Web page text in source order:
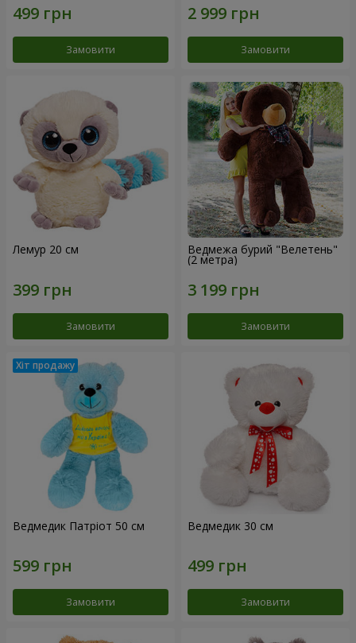
Замовити Замовити
Лемур 20 см
Замовити
Ведмежа бурий "Велетень"
(2 метра)
Замовити
Ведмедик Патріот 50 см
Замовити
Ведмедик 30 см
Замовити